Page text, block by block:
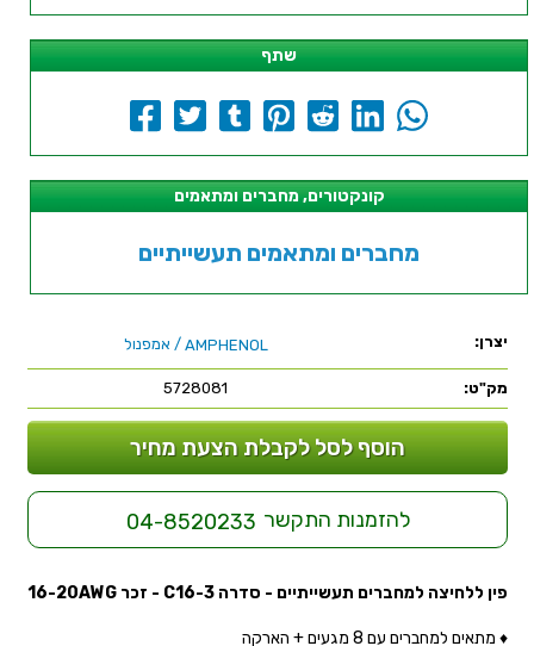
שתף
קונקטורים, מחברים ומתאמים
מחברים ומתאמים תעשייתיים
יצרן: AMPHENOL / אמפנול
מק"ט: 5728081
הוסף לסל לקבלת הצעת מחיר
להזמנות התקשר 04-8520233
פין ללחיצה למחברים תעשייתיים - סדרה C16-3 - זכר 16-20AWG
♦ מתאים למחברים עם 8 מגעים + הארקה